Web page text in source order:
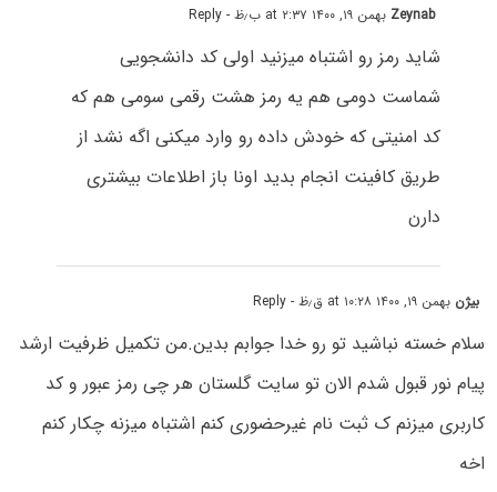
Zeynab بهمن ۱۹, ۱۴۰۰ at ۲:۳۷ ب٫ظ - Reply
شاید رمز رو اشتباه میزنید اولی کد دانشجویی
شماست دومی هم یه رمز هشت رقمی سومی هم که
کد امنیتی که خودش داده رو وارد میکنی اگه نشد از
طریق کافینت انجام بدید اونا باز اطلاعات بیشتری
دارن
بیژن بهمن ۱۹, ۱۴۰۰ at ۱۰:۲۸ ق٫ظ - Reply
سلام خسته نباشید تو رو خدا جوابم بدین.من تکمیل ظرفیت ارشد
پیام نور قبول شدم الان تو سایت گلستان هر چی رمز عبور و کد
کاربری میزنم ک ثبت نام غیرحضوری کنم اشتباه میزنه چکار کنم
اخه